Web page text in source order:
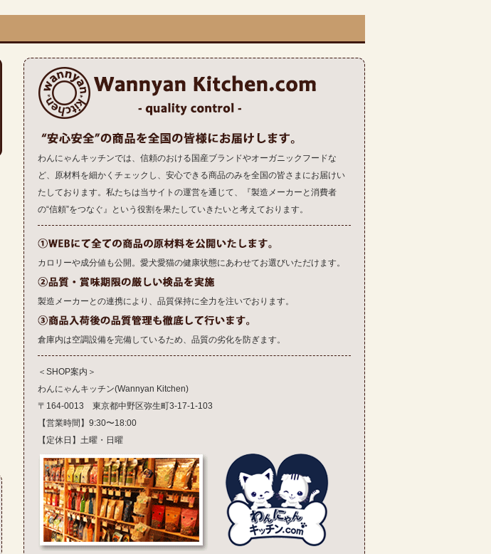
わんにゃんキッチンでは、信頼のおける国産ブランドやオーガニックフードな
ど、原材料を細かくチェックし、安心できる商品のみを全国の皆さまにお届けい
たしております。私たちは当サイトの運営を通じて、『製造メーカーと消費者
の“信頼”をつなぐ』という役割を果たしていきたいと考えております。
カロリーや成分値も公開。愛犬愛猫の健康状態にあわせてお選びいただけます。
製造メーカーとの連携により、品質保持に全力を注いでおります。
倉庫内は空調設備を完備しているため、品質の劣化を防ぎます。
＜SHOP案内＞
わんにゃんキッチン(Wannyan Kitchen)
〒164-0013 東京都中野区弥生町3-17-1-103
【営業時間】9:30〜18:00
【定休日】土曜・日曜